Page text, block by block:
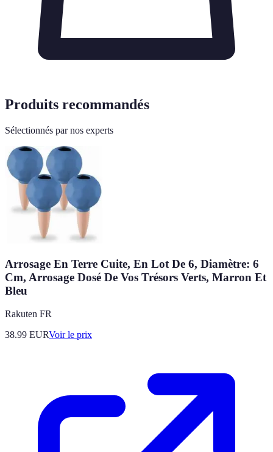
Produits recommandés
Sélectionnés par nos experts
Arrosage En Terre Cuite, En Lot De 6, Diamètre: 6
Cm, Arrosage Dosé De Vos Trésors Verts, Marron Et
Bleu
Rakuten FR
38.99 EURVoir le prix